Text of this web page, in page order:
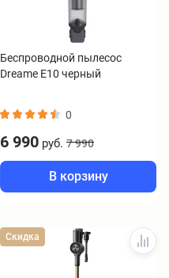
Беспроводной пылесос
Dreame E10 черный
0
6 990 руб. 7 990
В корзину
Скидка